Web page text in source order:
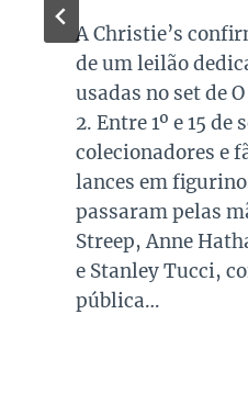
A Christie’s
de um leilão
usadas no set de
2. Entre 1º e 15 de
colecionadores e
lances em
passaram pelas
Streep, Anne
e Stanley Tucci,
pública…